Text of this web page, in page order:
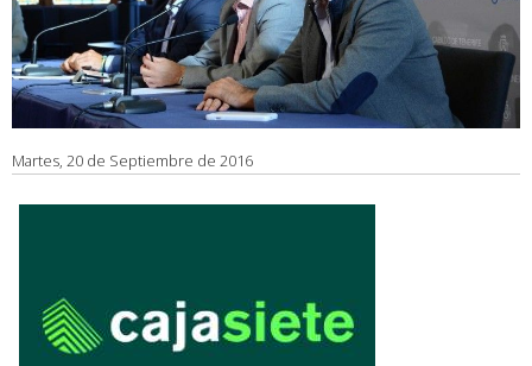
Martes, 20 de Septiembre de 2016